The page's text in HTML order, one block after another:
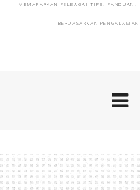
MEMAPARKAN PELBAGAI TIPS,
BERDASARKAN